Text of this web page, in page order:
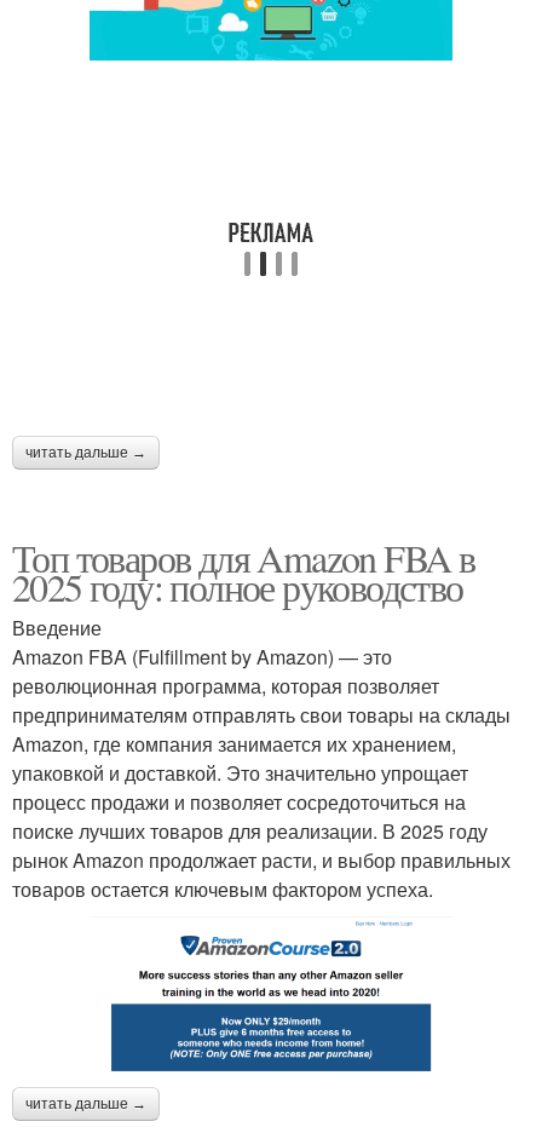
читать дальше →
Топ товаров для Amazon FBA в
2025 году: полное руководство
Введение
Amazon FBA (Fulfillment by Amazon) — это
революционная программа, которая позволяет
предпринимателям отправлять свои товары на склады
Amazon, где компания занимается их хранением,
упаковкой и доставкой. Это значительно упрощает
процесс продажи и позволяет сосредоточиться на
поиске лучших товаров для реализации. В 2025 году
рынок Amazon продолжает расти, и выбор правильных
товаров остается ключевым фактором успеха.
читать дальше →